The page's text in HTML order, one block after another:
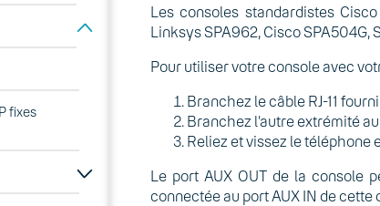
fixes
Les consoles standardistes
Linksys SPA962, Cisco SPA504G,
Pour utiliser votre console avec
Branchez le câble RJ-11
Branchez l’autre extrémité
Reliez et vissez le téléphone
Le port AUX OUT de la console
connectée au port AUX IN de cette